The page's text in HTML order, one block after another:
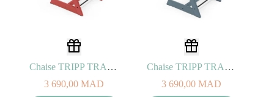
Chaise TRIPP TRAPP bois de Hêtre Rouge Chaud
3 690,00 MAD
Chaise TRIPP TRAPP bois de Hêtre Bleu Fjord
3 690,00 MAD